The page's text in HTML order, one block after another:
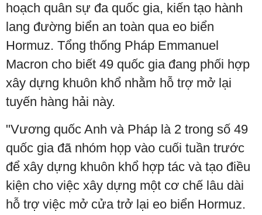
hoạch quân sự đa quốc gia, kiến tạo hành
lang đường biển an toàn qua eo biển
Hormuz. Tổng thống Pháp Emmanuel
Macron cho biết 49 quốc gia đang phối hợp
xây dựng khuôn khổ nhằm hỗ trợ mở lại
tuyến hàng hải này.
"Vương quốc Anh và Pháp là 2 trong số 49
quốc gia đã nhóm họp vào cuối tuần trước
để xây dựng khuôn khổ hợp tác và tạo điều
kiện cho việc xây dựng một cơ chế lâu dài
hỗ trợ việc mở cửa trở lại eo biển Hormuz.